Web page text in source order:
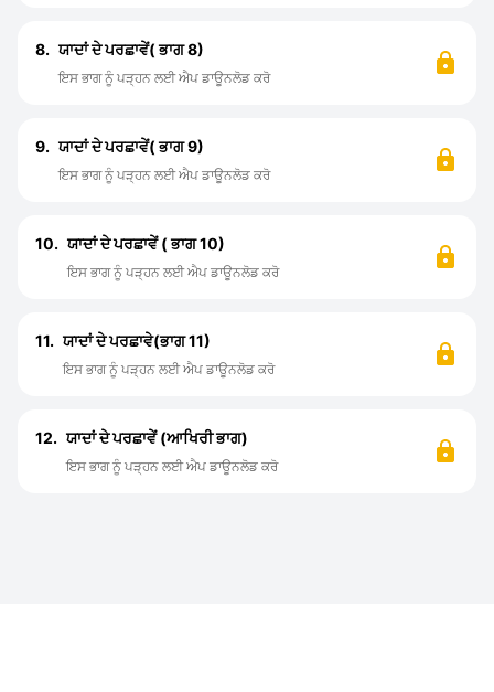
8. ਯਾਦਾਂ ਦੇ ਪਰਛਾਵੇਂ( ਭਾਗ 8)
ਇਸ ਭਾਗ ਨੂੰ ਪੜ੍ਹਨ ਲਈ ਐਪ ਡਾਊਨਲੋਡ ਕਰੋ
9. ਯਾਦਾਂ ਦੇ ਪਰਛਾਵੇਂ( ਭਾਗ 9)
ਇਸ ਭਾਗ ਨੂੰ ਪੜ੍ਹਨ ਲਈ ਐਪ ਡਾਊਨਲੋਡ ਕਰੋ
10. ਯਾਦਾਂ ਦੇ ਪਰਛਾਵੇਂ ( ਭਾਗ 10)
ਇਸ ਭਾਗ ਨੂੰ ਪੜ੍ਹਨ ਲਈ ਐਪ ਡਾਊਨਲੋਡ ਕਰੋ
11. ਯਾਦਾਂ ਦੇ ਪਰਛਾਵੇ(ਭਾਗ 11)
ਇਸ ਭਾਗ ਨੂੰ ਪੜ੍ਹਨ ਲਈ ਐਪ ਡਾਊਨਲੋਡ ਕਰੋ
12. ਯਾਦਾਂ ਦੇ ਪਰਛਾਵੇਂ (ਆਖਿਰੀ ਭਾਗ)
ਇਸ ਭਾਗ ਨੂੰ ਪੜ੍ਹਨ ਲਈ ਐਪ ਡਾਊਨਲੋਡ ਕਰੋ